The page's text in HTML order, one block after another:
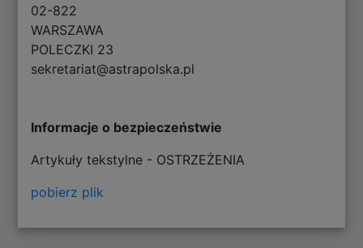
02-822
WARSZAWA
POLECZKI 23
sekretariat@astrapolska.pl
Informacje o bezpieczeństwie
Artykuły tekstylne - OSTRZEŻENIA
pobierz plik